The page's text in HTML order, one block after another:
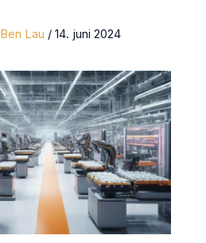
Ben Lau / 14. juni 2024